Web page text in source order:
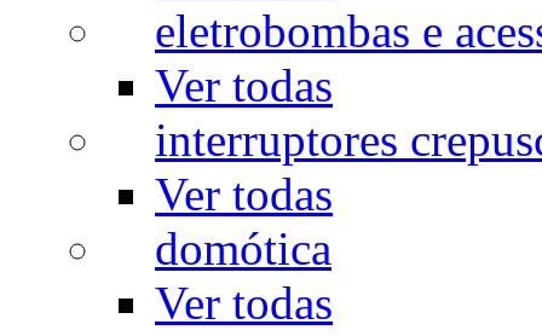
eletrobombas e
Ver todas
interruptores
Ver todas
domótica
Ver todas